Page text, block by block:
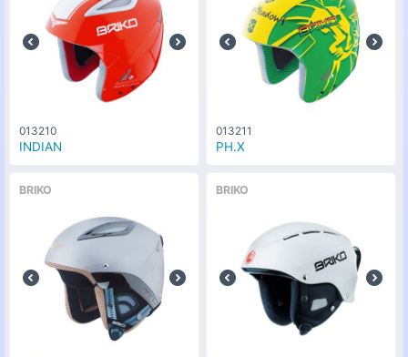
013210
INDIAN
013211
PH.X
BRIKO BRIKO